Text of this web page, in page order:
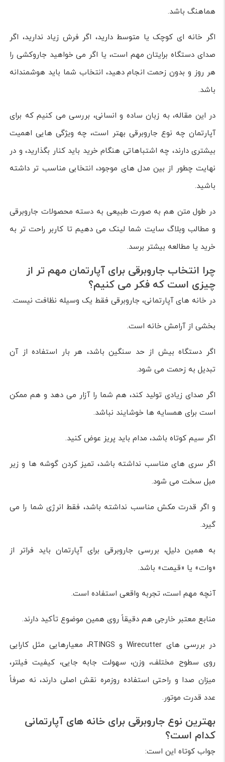
هماهنگ باشد.
اگر خانه ای کوچک یا متوسط دارید، اگر فرش زیاد ندارید، اگر
صدای دستگاه برایتان مهم است، یا اگر می خواهید جاروکشی را
هر روز و بدون زحمت انجام دهید، انتخاب شما باید هوشمندانه
باشد.
در این مقاله، به زبان ساده و انسانی، بررسی می کنیم که برای
آپارتمان چه نوع جاروبرقی بهتر است، چه ویژگی هایی اهمیت
بیشتری دارند، چه اشتباهاتی هنگام خرید باید کنار بگذارید، و در
نهایت چطور از بین مدل های موجود، انتخابی مناسب تر داشته
باشید.
در طول متن هم به صورت طبیعی به دسته محصولات جاروبرقی
و مطالب وبلاگ سایت شما لینک می دهیم تا کاربر راحت تر به
خرید یا مطالعه بیشتر برسد.
چرا انتخاب جاروبرقی برای آپارتمان مهم تر از
چیزی است که فکر می کنیم؟
در خانه های آپارتمانی، جاروبرقی فقط یک وسیله نظافت نیست.
بخشی از آرامش خانه است.
اگر دستگاه بیش از حد سنگین باشد، هر بار استفاده از آن
تبدیل به زحمت می شود.
اگر صدای زیادی تولید کند، هم شما را آزار می دهد و هم ممکن
است برای همسایه ها خوشایند نباشد.
اگر سیم کوتاه باشد، مدام باید پریز عوض کنید.
اگر سری های مناسب نداشته باشد، تمیز کردن گوشه ها و زیر
مبل سخت می شود.
و اگر قدرت مکش مناسب نداشته باشد، فقط انرژی شما را می
گیرد.
به همین دلیل، بررسی جاروبرقی برای آپارتمان باید فراتر از
«وات» یا «قیمت» باشد.
آنچه مهم است، تجربه واقعی استفاده است.
منابع معتبر خارجی هم دقیقاً روی همین موضوع تأکید دارند.
در بررسی های Wirecutter و RTINGS، معیارهایی مثل کارایی
روی سطوح مختلف، وزن، سهولت جابه جایی، کیفیت فیلتر،
میزان صدا و راحتی استفاده روزمره نقش اصلی دارند، نه صرفاً
عدد قدرت موتور.
بهترین نوع جاروبرقی برای خانه های آپارتمانی
کدام است؟
جواب کوتاه این است: